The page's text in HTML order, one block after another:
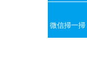
微信掃一掃